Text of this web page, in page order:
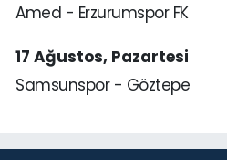
Amed - Erzurumspor FK
17 Ağustos, Pazartesi
Samsunspor - Göztepe